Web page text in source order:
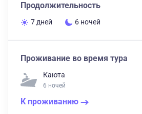
Продолжительность
7 дней 6 ночей
Проживание во время тура
Каюта
6 ночей
К проживанию